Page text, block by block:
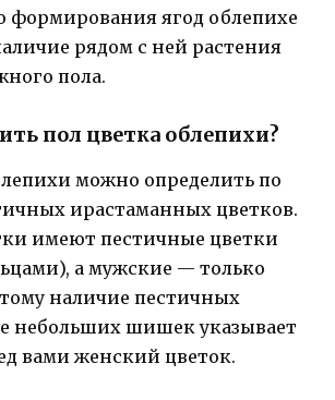
формирования ягод облепихе
рядом с ней растения
пола.
пол цветка облепихи?
можно определить по
ирастаманных цветков.
имеют пестичные цветки
а мужские — только
наличие пестичных
небольших шишек указывает
вами женский цветок.